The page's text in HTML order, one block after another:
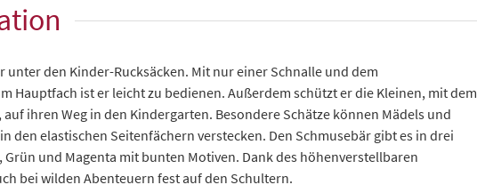
unter den Kinder-Rucksäcken. Mit nur einer Schnalle und dem
Hauptfach ist er leicht zu bedienen. Außerdem schützt er die Kleinen, mit dem
ihren Weg in den Kindergarten. Besondere Schätze können Mädels und
den elastischen Seitenfächern verstecken. Den Schmusebär gibt es in drei
und Magenta mit bunten Motiven. Dank des höhenverstellbaren
bei wilden Abenteuern fest auf den Schultern.